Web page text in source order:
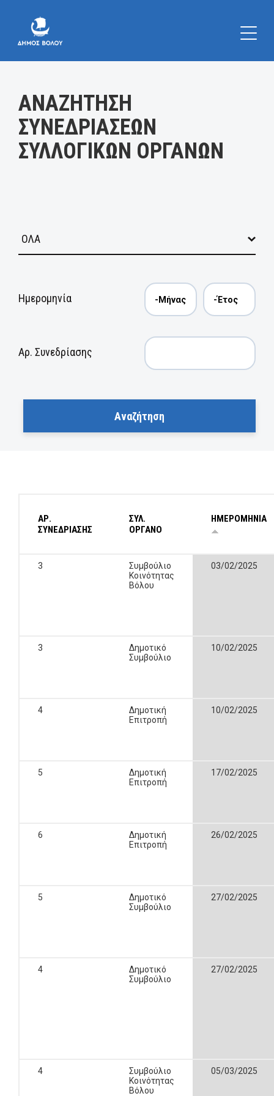
ΑΝΑΖΗΤΗΣΗ
ΣΥΝΕΔΡΙΑΣΕΩΝ
ΣΥΛΛΟΓΙΚΩΝ ΟΡΓΑΝΩΝ
Ημερομηνία
Αρ. Συνεδρίασης
ΑΡ.
ΣΥΝΕΔΡΙΑΣΗΣ
ΣΥΛ.
ΟΡΓΑΝΟ
ΗΜΕΡΟΜΗΝΙΑ
3
Συμβούλιο
Κοινότητας
Βόλου
03/02/2025
3
Δημοτικό
Συμβούλιο
10/02/2025
4
Δημοτική
Επιτροπή
10/02/2025
5
Δημοτική
Επιτροπή
17/02/2025
6
Δημοτική
Επιτροπή
26/02/2025
5
Δημοτικό
Συμβούλιο
27/02/2025
4
Δημοτικό
Συμβούλιο
27/02/2025
4
Συμβούλιο
Κοινότητας
Βόλου
05/03/2025